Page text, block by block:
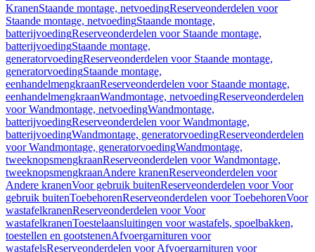
KranenStaande montage, netvoedingReserveonderdelen voor
Staande montage, netvoedingStaande montage,
batterijvoedingReserveonderdelen voor Staande montage,
batterijvoedingStaande montage,
generatorvoedingReserveonderdelen voor Staande montage,
generatorvoedingStaande montage,
eenhandelmengkraanReserveonderdelen voor Staande montage,
eenhandelmengkraanWandmontage, netvoedingReserveonderdelen
voor Wandmontage, netvoedingWandmontage,
batterijvoedingReserveonderdelen voor Wandmontage,
batterijvoedingWandmontage, generatorvoedingReserveonderdelen
voor Wandmontage, generatorvoedingWandmontage,
tweeknopsmengkraanReserveonderdelen voor Wandmontage,
tweeknopsmengkraanAndere kranenReserveonderdelen voor
Andere kranenVoor gebruik buitenReserveonderdelen voor Voor
gebruik buitenToebehorenReserveonderdelen voor ToebehorenVoor
wastafelkranenReserveonderdelen voor Voor
wastafelkranenToestelaansluitingen voor wastafels, spoelbakken,
toestellen en gootstenenAfvoergarnituren voor
wastafelsReserveonderdelen voor Afvoergarnituren voor